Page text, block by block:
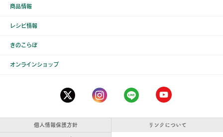
商品情報
レシピ情報
きのこらぼ
オンラインショップ
個人情報保護方針 リンクについて